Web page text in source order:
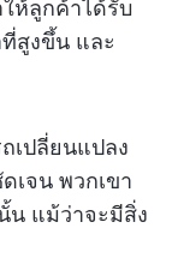
ห้ลูกค้าได้รับ
สูงขึ้น และ
ปลี่ยนแปลง
เจน พวกเขา
น แม้ว่าจะมีสิ่ง